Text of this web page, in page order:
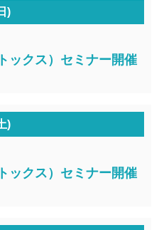
)
ックス）セミナー開催
)
ックス）セミナー開催